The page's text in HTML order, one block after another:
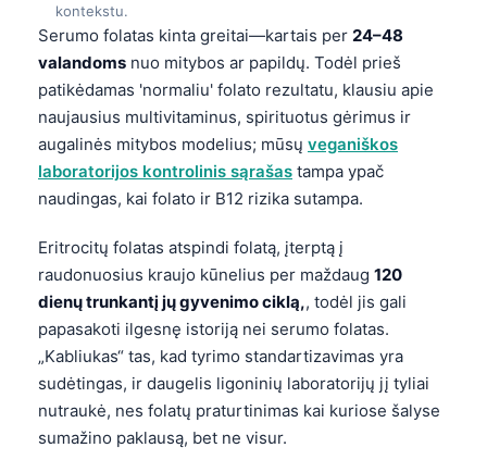
kontekstu.
Serumo folatas kinta greitai—kartais per 24–48
valandoms nuo mitybos ar papildų. Todėl prieš
patikėdamas 'normaliu' folato rezultatu, klausiu apie
naujausius multivitaminus, spirituotus gėrimus ir
augalinės mitybos modelius; mūsų veganiškos
laboratorijos kontrolinis sąrašas tampa ypač
naudingas, kai folato ir B12 rizika sutampa.
Eritrocitų folatas atspindi folatą, įterptą į
raudonuosius kraujo kūnelius per maždaug 120
dienų trunkantį jų gyvenimo ciklą,, todėl jis gali
papasakoti ilgesnę istoriją nei serumo folatas.
„Kabliukas“ tas, kad tyrimo standartizavimas yra
sudėtingas, ir daugelis ligoninių laboratorijų jį tyliai
nutraukė, nes folatų praturtinimas kai kuriose šalyse
sumažino paklausą, bet ne visur.